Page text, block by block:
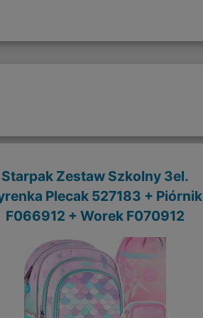
Starpak Zestaw Szkolny 3el.
Plecak 527183 + Piórnik
F066912 + Worek F070912